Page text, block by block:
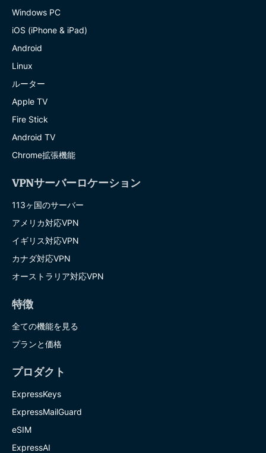
Windows PC
iOS (iPhone & iPad)
Android
Linux
ルーター
Apple TV
Fire Stick
Android TV
Chrome拡張機能
VPNサーバーロケーション
113ヶ国のサーバー
アメリカ対応VPN
イギリス対応VPN
カナダ対応VPN
オーストラリア対応VPN
特徴
全ての機能を見る
プランと価格
プロダクト
ExpressKeys
ExpressMailGuard
eSIM
ExpressAI